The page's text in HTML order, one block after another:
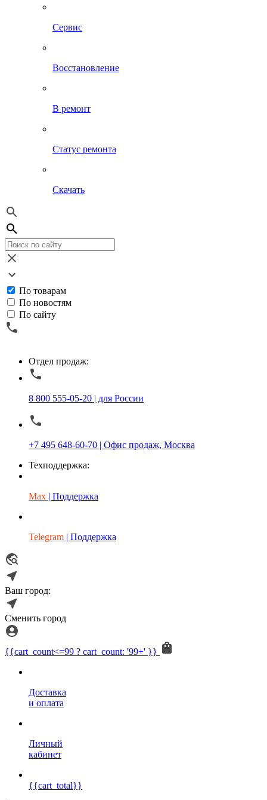
Сервис
Восстановление
В ремонт
Статус ремонта
Скачать
По товарам
По новостям
По сайту
Отдел продаж:
8 800 555-05-20 | для России
+7 495 648-60-70 | Офис продаж, Москва
Техподдержка:
Max | Поддержка
Telegram | Поддержка
Ваш город:
Сменить город
{{cart_count<=99 ? cart_count: '99+' }}
Доставка
и оплата
Личный
кабинет
{{cart_total}}